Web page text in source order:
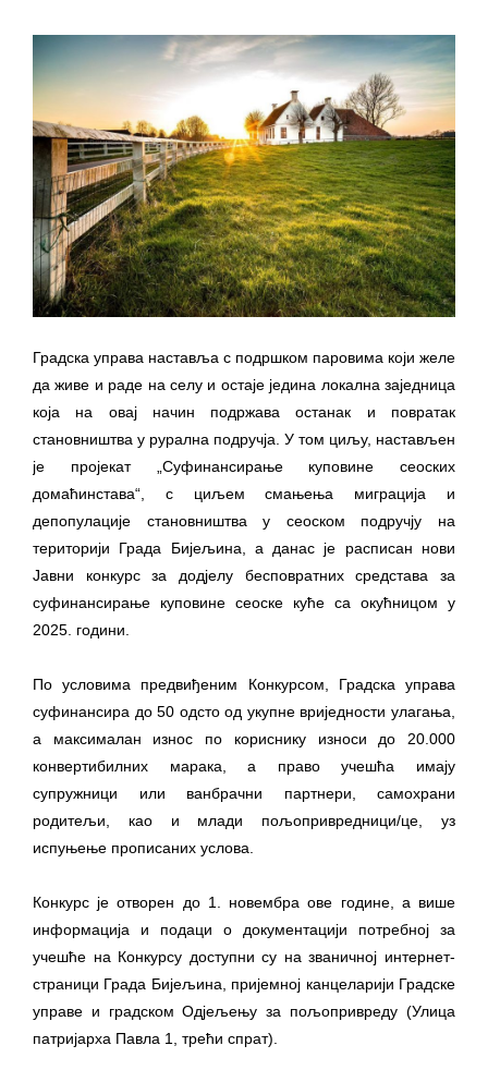
ВОЈСКЕ РЕПУБЛИКЕ СРПСКЕ У СТАЊУ
СОЦИЈАЛНЕ ПОТРЕБЕ
ЈАВНИ ПОЗИВ ЗА НАЈЉЕПШЕ УРЕЂЕНО
ДВОРИШТЕ ИНДИВИДУАЛНИХ
ДОМАЋИНСТАВА, ДВОРИШТЕ
ЗАЈЕДНИЦА ЕТАЖНИХ ВЛАСНИКА И ЈАВНИ
ПРОСТОР У МЈЕСНИМ ЗАЈЕДНИЦАМА НА
ТЕРИТОРИЈИ ГРАДА БИЈЕЉИНА
Обавјештење за предузетника - Гојко
Oд 27. јула пријем захтјева за новчану
основцима
Обрасци захтјева за регресирано
гориво доступни од 13. марта до 15.
новембра
Захтјев за издавање ПОНОСНЕ КАРТИЦЕ
Обавјештење за предузетника - Вера
НЕПРОПИСНОГ ОДЛАГАЊА ОТПАДА УЗ
ДОДЈЕЛУ ФИНАНСИЈСКЕ НАГРАДЕ
Градска управа наставља с подршком паровима који желе
да живе и раде на селу и остаје једина локална заједница
која на овај начин подржава останак и повратак
становништва у рурална подручја. У том циљу, настављен
је пројекат „Суфинансирање куповине сеоских
домаћинстава“, с циљем смањења миграција и
депопулације становништва у сеоском подручју на
територији Града Бијељина, а данас је расписан нови
Јавни конкурс за додјелу бесповратних средстава за
суфинансирање куповине сеоске куће са окућницом у
2025. години.
По условима предвиђеним Конкурсом, Градска управа
суфинансира до 50 одсто од укупне вриједности улагања,
а максималан износ по кориснику износи до 20.000
конвертибилних марака, а право учешћа имају
супружници или ванбрачни партнери, самохрани
родитељи, као и млади пољопривредници/це, уз
испуњење прописаних услова.
Конкурс је отворен до 1. новембра ове године, а више
информација и подаци о документацији потребној за
учешће на Конкурсу доступни су на званичној интернет-
страници Града Бијељина, пријемној канцеларији Градске
управе и градском Одјељењу за пољопривреду (Улица
патријарха Павла 1, трећи спрат).